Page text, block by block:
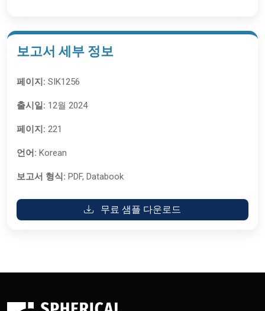
보고서 세부 정보
페이지: SIK1256
출시일: 12월 2024
페이지: 221
언어: Korean
보고서 형식: PDF, Databook
무료 샘플 다운로드